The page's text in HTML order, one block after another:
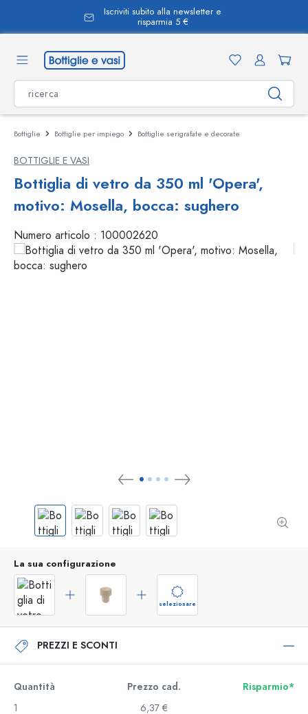
Iscriviti subito alla newsletter e
risparmia 5 €
Bottiglie Bottiglie per impiego Bottiglie serigrafate e decorate
BOTTIGLIE E VASI
Bottiglia di vetro da 350 ml 'Opera',
motivo: Mosella, bocca: sughero
Numero articolo : 100002620
La sua configurazione
selezionare
PREZZI E SCONTI
Quantità Prezzo cad.
Risparmio*
1
6,37 €